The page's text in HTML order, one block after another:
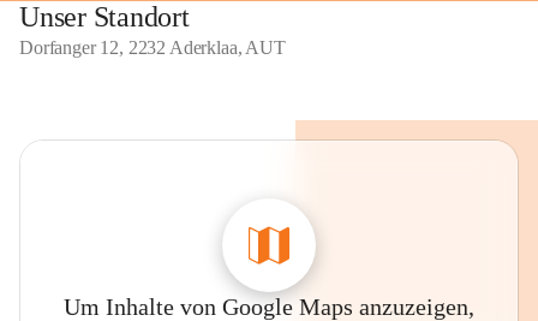
Unser Standort
Dorfanger 12, 2232 Aderklaa, AUT
Um Inhalte von Google Maps anzuzeigen,